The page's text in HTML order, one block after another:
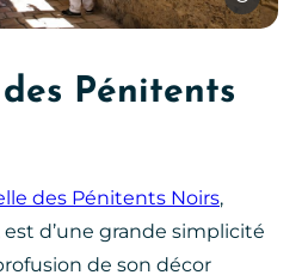
Pénitents
des Pénitents Noirs,
est d’une grande simplicité
de son décor